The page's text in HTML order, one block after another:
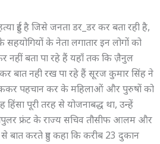
हुई है जिसे जनता डर_डर कर बता रही है,
के नेता लगातार इन लोगों को
नहीं बता पा रहे हैं यहाँ तक कि ज़ैनुल
बात नही रख पा रहे हैं सूरज कुमार सिंह ने
पहचान कर के महिलाओं और पुरुषों को
हिंसा पूरी तरह से योजनाबद्ध था, उन्हें
फ्रंट के राज्य सचिव तौसीफ आलम और
करते हुए कहा कि करीब 23 दुकान